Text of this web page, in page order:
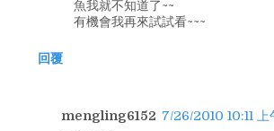
魚我就不知道了~~
有機會我再來試試看~~~
回覆
mengling6152 7/26/2010 10:11 上